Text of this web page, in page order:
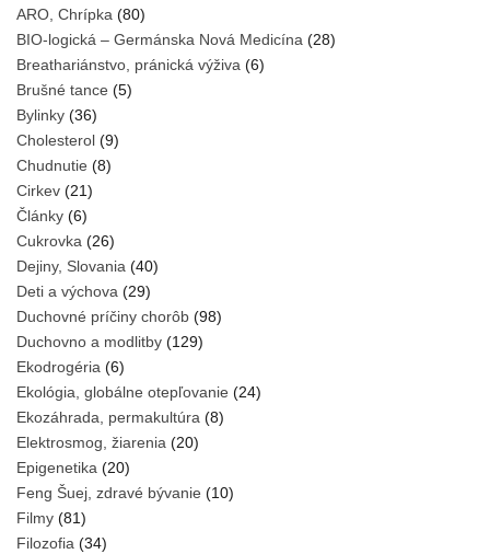
ARO, Chrípka (80)
BIO-logická – Germánska Nová Medicína (28)
Breathariánstvo, pránická výživa (6)
Brušné tance (5)
Bylinky (36)
Cholesterol (9)
Chudnutie (8)
Cirkev (21)
Články (6)
Cukrovka (26)
Dejiny, Slovania (40)
Deti a výchova (29)
Duchovné príčiny chorôb (98)
Duchovno a modlitby (129)
Ekodrogéria (6)
Ekológia, globálne otepľovanie (24)
Ekozáhrada, permakultúra (8)
Elektrosmog, žiarenia (20)
Epigenetika (20)
Feng Šuej, zdravé bývanie (10)
Filmy (81)
Filozofia (34)